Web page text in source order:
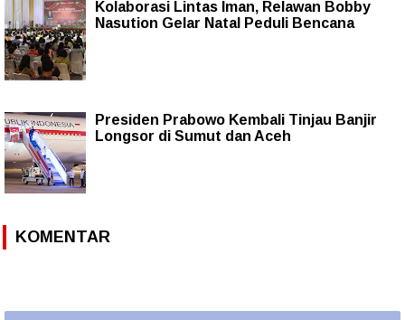
Kolaborasi Lintas Iman, Relawan Bobby
Nasution Gelar Natal Peduli Bencana
Presiden Prabowo Kembali Tinjau Banjir
Longsor di Sumut dan Aceh
KOMENTAR